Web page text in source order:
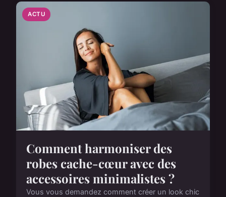
ACTU
Comment harmoniser des
robes cache-cœur avec des
accessoires minimalistes ?
Vous vous demandez comment créer un look chic